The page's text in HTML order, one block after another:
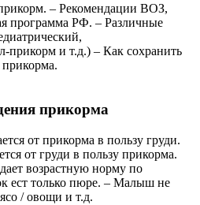
– Рекомендации ВОЗ,
программа РФ. – Различные
прикорм и т.д.) – Как сохранить
прикорма
от прикорма в пользу груди.
от груди в пользу прикорма.
возрастную норму по
ест только пюре. – Малыш не
/ овощи и т.д.